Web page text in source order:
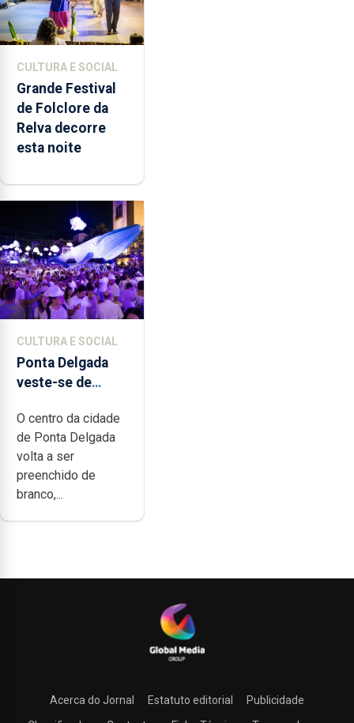
CULTURA E SOCIAL
Grande Festival
de Folclore da
Relva decorre
esta noite
CULTURA E SOCIAL
Ponta Delgada
veste-se de
O centro da cidade
de Ponta Delgada
volta a ser
preenchido de
branco,...
Acerca do Jornal Estatuto editorial
Publicidade